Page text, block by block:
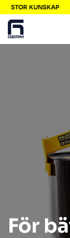
KUNSKAP
För